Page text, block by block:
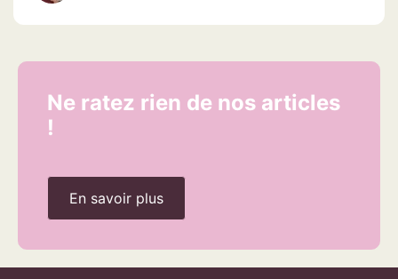
Ne ratez rien de nos articles
!
En savoir plus